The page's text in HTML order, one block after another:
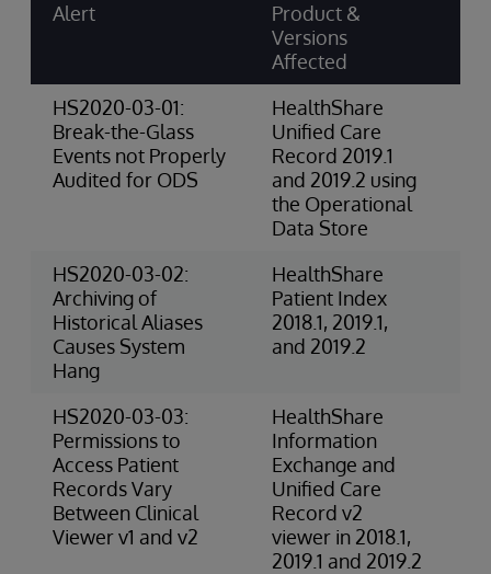
Alert
Product &
Versions
Affected
HS2020-03-01:
Break-the-Glass
Events not Properly
Audited for ODS
HealthShare
Unified Care
Record 2019.1
and 2019.2 using
the Operational
Data Store
HS2020-03-02:
Archiving of
Historical Aliases
Causes System
Hang
HealthShare
Patient Index
2018.1, 2019.1,
and 2019.2
HS2020-03-03:
Permissions to
Access Patient
Records Vary
Between Clinical
Viewer v1 and v2
HealthShare
Information
Exchange and
Unified Care
Record v2
viewer in 2018.1,
2019.1 and 2019.2